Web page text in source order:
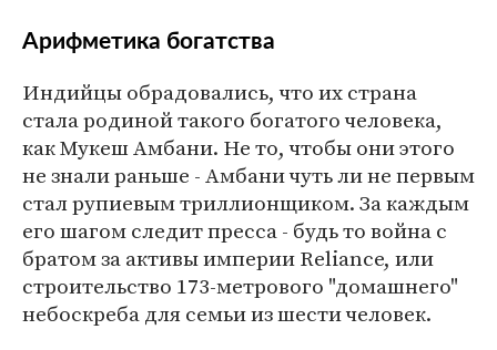
Арифметика богатства
Индийцы обрадовались, что их страна
стала родиной такого богатого человека,
как Мукеш Амбани. Не то, чтобы они этого
не знали раньше - Амбани чуть ли не первым
стал рупиевым триллионщиком. За каждым
его шагом следит пресса - будь то война с
братом за активы империи Reliance, или
строительство 173-метрового "домашнего"
небоскреба для семьи из шести человек.